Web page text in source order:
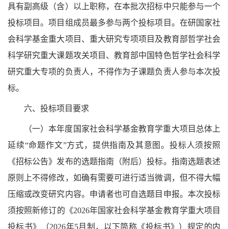
具有副高级（含）以上职称，在本批次招标中只能参与一个
投标项目。项目组成员最多参与两个投标项目。在研国家社
会科学基金重大项目、重大研究专项项目及教育部哲学社会
科学研究重大课题攻关项目、教育部中国特色哲学社会科学
研究重大专项的负责人，不得作为子课题负责人参与本次投
标。
六、投标项目要求
（一）本年度国家社会科学基金教育学重大项目总体上
延续“命题作文”方式，提供指南及其意图。投标人须按照
《招标公告》发布的选题指南（附后）投标。指南选题表述
原则上不得修改，如确有需要可进行适当微调，但不得大幅
压缩或改变研究内容。申请者也可自选题目申报。本次投标
须按照新修订的《2026年国家社会科学基金教育学重大项目
投标书》（2026年5月制，以下简称《投标书》）规定的内